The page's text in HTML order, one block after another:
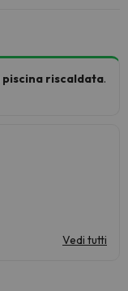
piscina riscaldata.
Vedi tutti